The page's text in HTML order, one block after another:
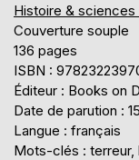
Histoire & sciences
Couverture souple
136 pages
ISBN :
Éditeur : Books on
Date de parution :
Langue : français
Mots-clés : terreur,